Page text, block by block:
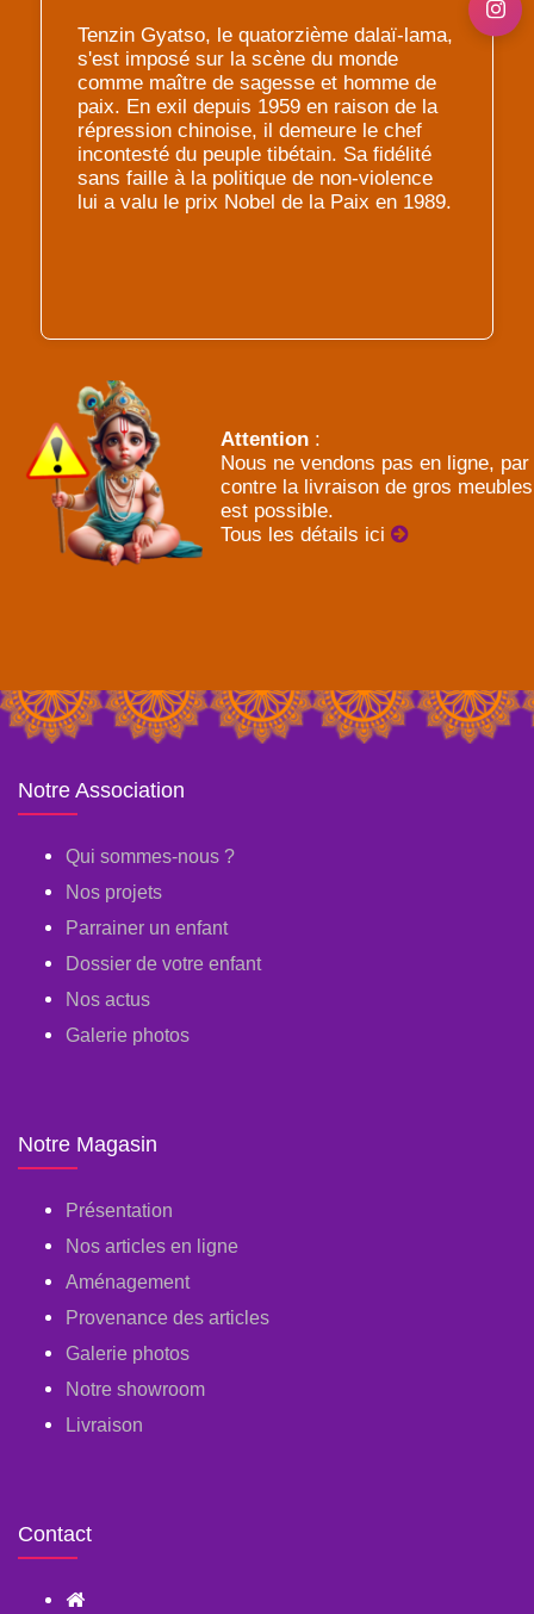
Tenzin Gyatso, le quatorzième dalaï-lama,
s'est imposé sur la scène du monde
comme maître de sagesse et homme de
paix. En exil depuis 1959 en raison de la
répression chinoise, il demeure le chef
incontesté du peuple tibétain. Sa fidélité
sans faille à la politique de non-violence
lui a valu le prix Nobel de la Paix en 1989.
Attention :
Nous ne vendons pas en ligne, par
contre la livraison de gros meubles
est possible.
Tous les détails ici
Notre Association
Qui sommes-nous ?
Nos projets
Parrainer un enfant
Dossier de votre enfant
Nos actus
Galerie photos
Notre Magasin
Présentation
Nos articles en ligne
Aménagement
Provenance des articles
Galerie photos
Notre showroom
Livraison
Contact